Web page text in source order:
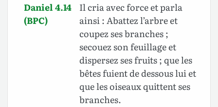
Daniel 4.14
(BPC)
Il cria avec force et parla
ainsi : Abattez l’arbre et
coupez ses branches ;
secouez son feuillage et
dispersez ses fruits ; que les
bêtes fuient de dessous lui et
que les oiseaux quittent ses
branches.